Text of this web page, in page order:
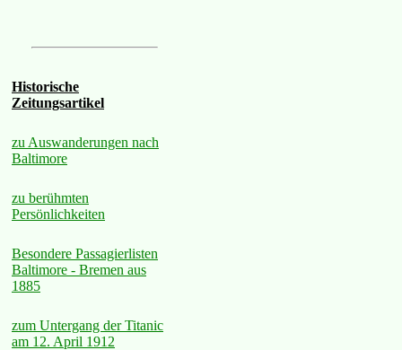
Historische
Zeitungsartikel
zu Auswanderungen nach
Baltimore
zu berühmten
Persönlichkeiten
Besondere Passagierlisten
Baltimore - Bremen aus
1885
zum Untergang der Titanic
am 12. April 1912